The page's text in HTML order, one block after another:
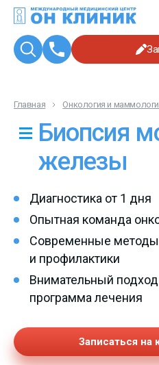
Главная Онкология и
Биопсия
железы
Диагностика от 1 дня
Опытная команда
Современные методы
и профилактики
Внимательный
программа лечения
Записаться на